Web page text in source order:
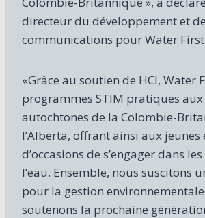
directeur du développement et
communications pour Water
«Grâce au soutien de HCI, Water
programmes STIM pratiques
autochtones de la Colombie-
l’Alberta, offrant ainsi aux jeunes
d’occasions de s’engager dans
l’eau. Ensemble, nous suscitons
pour la gestion environnementale
soutenons la prochaine